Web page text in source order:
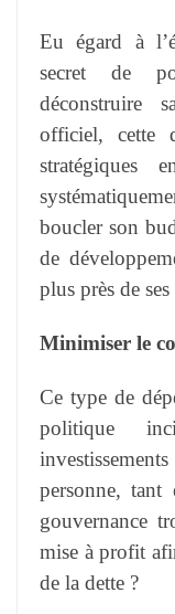
Eu égard à
secret de
déconstruire
officiel, cette
boucler son
de
plus près de ses
Minimiser le
Ce type de
politique
personne,
gouvernance
mise à profit
de la dette ?